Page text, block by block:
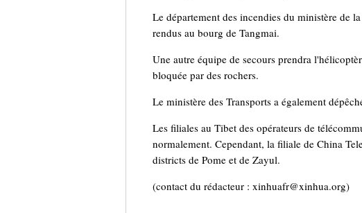
Le département des incendies du ministère de
rendus au bourg de Tangmai.
Une autre équipe de secours prendra
bloquée par des rochers.
Le ministère des Transports a également
Les filiales au Tibet des opérateurs de
normalement. Cependant, la filiale de China
districts de Pome et de Zayul.
(contact du rédacteur : xinhuafr@xinhua.org)